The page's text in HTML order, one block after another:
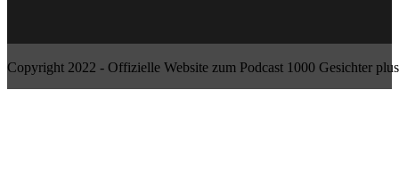
Copyright 2022 - Offizielle Website zum Podcast 1000 Gesichter